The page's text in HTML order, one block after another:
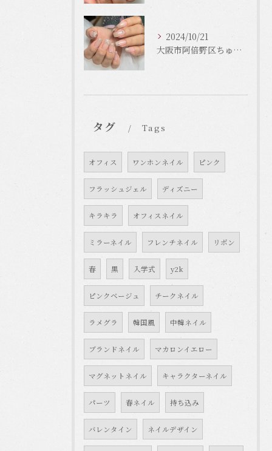
2024/10/21
大阪市阿倍野区ちゅるんネイルはLinonail
タグ Tags
オフィス ワンホンネイル ピンク
フラッシュジェル ディズニー
キラキラ オフィスネイル
ミラーネイル フレンチネイル リボン
春 黒 入学式 y2k
ピンクベージュ チークネイル
ラメグラ 韓国風 中韓ネイル
ブランドネイル マカロンイエロー
マグネットネイル キャラクターネイル
パーツ 春ネイル 持ち込み
バレンタイン ネイルデザイン